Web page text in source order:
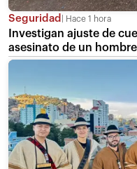
Seguridad Hace 1 hora
Investigan ajuste de
asesinato de un